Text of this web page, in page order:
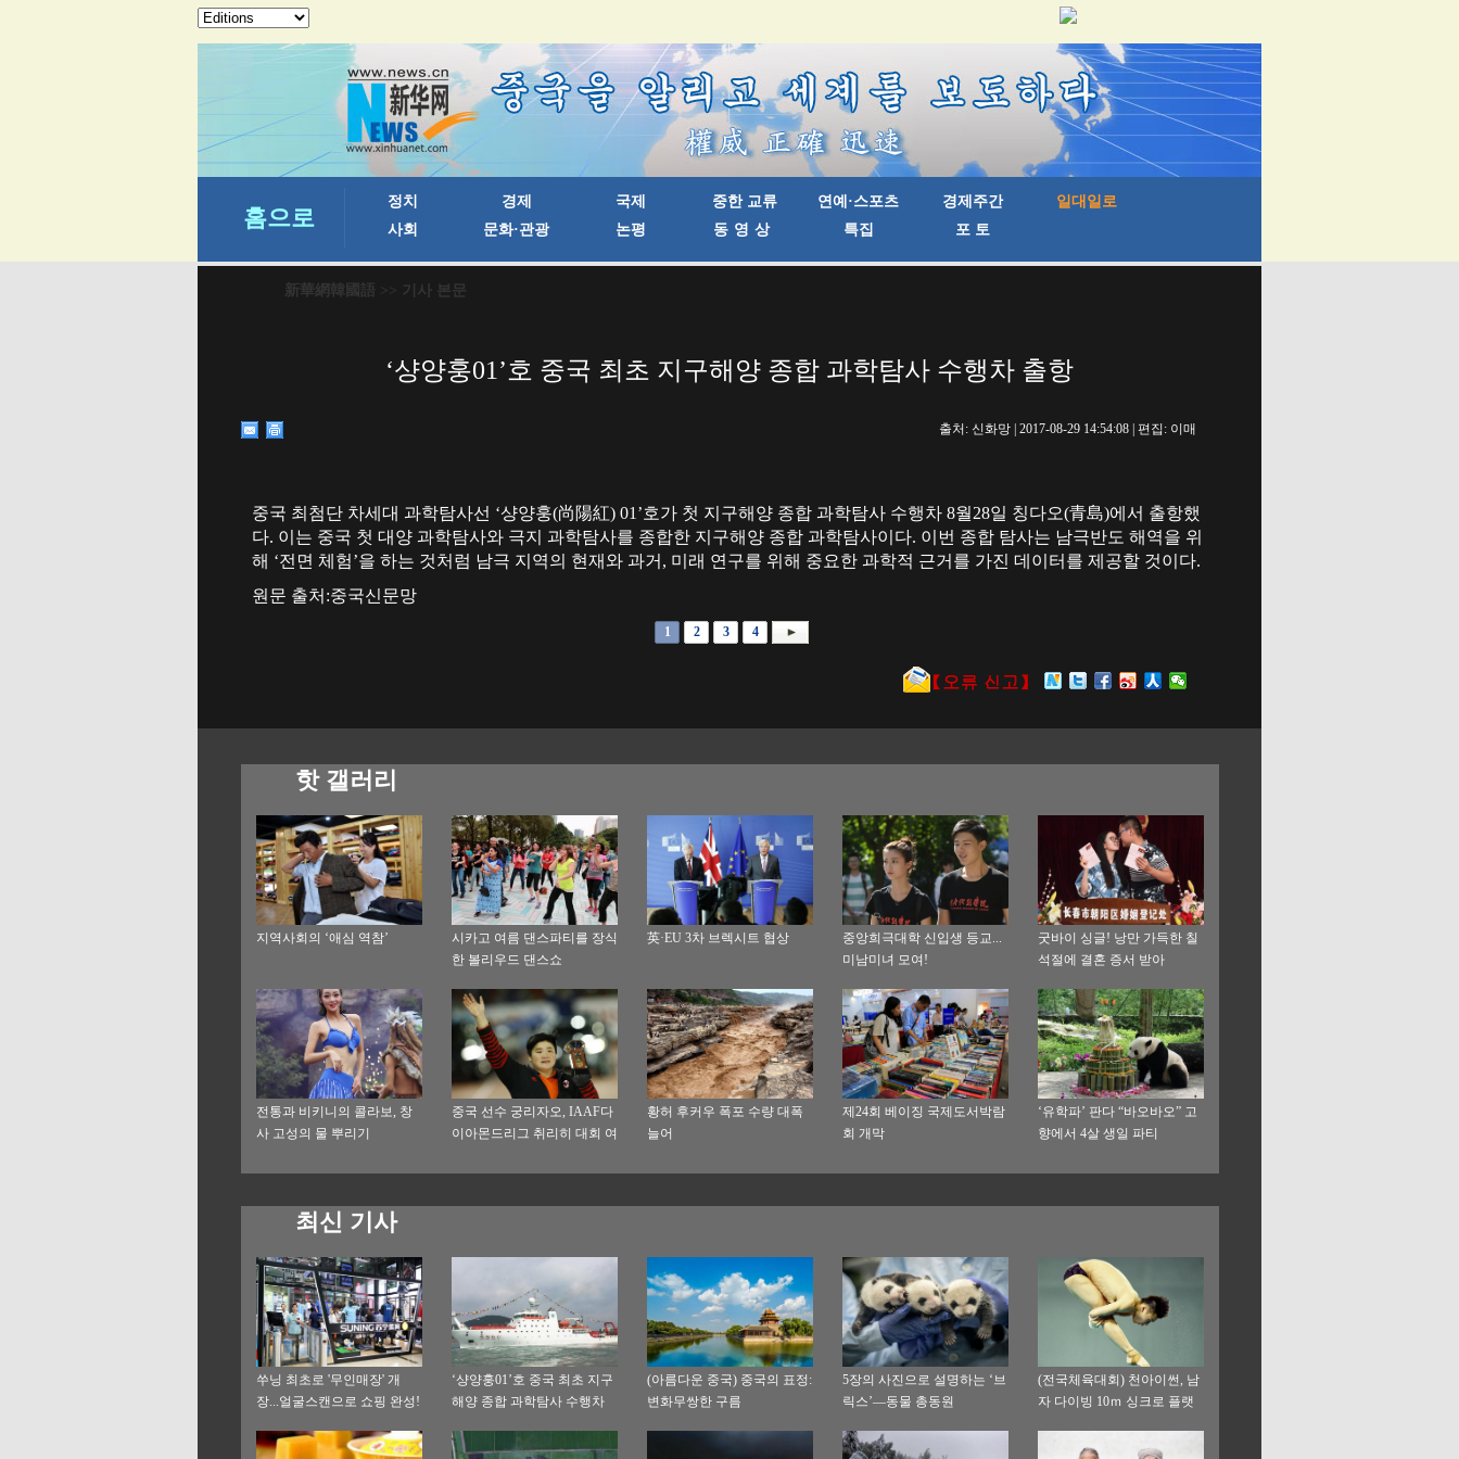
新華網韓國語 >> 기사 본문
‘샹양훙01’호 중국 최초 지구해양 종합 과학탐사 수행차 출항
출처: 신화망 | 2017-08-29 14:54:08 | 편집: 이매
중국 최첨단 차세대 과학탐사선 ‘샹양훙(尚陽紅) 01’호가 첫 지구해양 종합 과학탐사 수행차 8월28일 칭다오(青島)에서 출항했
다. 이는 중국 첫 대양 과학탐사와 극지 과학탐사를 종합한 지구해양 종합 과학탐사이다. 이번 종합 탐사는 남극반도 해역을 위
해 ‘전면 체험’을 하는 것처럼 남극 지역의 현재와 과거, 미래 연구를 위해 중요한 과학적 근거를 가진 데이터를 제공할 것이다.
원문 출처:중국신문망
1 2 3 4
핫 갤러리
지역사회의 ‘애심 역참’
시카고 여름 댄스파티를 장식
한 볼리우드 댄스쇼
英·EU 3차 브렉시트 협상
중앙희극대학 신입생 등교...
미남미녀 모여!
굿바이 싱글! 낭만 가득한 칠
석절에 결혼 증서 받아
전통과 비키니의 콜라보, 창
사 고성의 물 뿌리기
중국 선수 궁리자오, IAAF다
이아몬드리그 취리히 대회 여
황허 후커우 폭포 수량 대폭
늘어
제24회 베이징 국제도서박람
회 개막
‘유학파’ 판다 “바오바오” 고
향에서 4살 생일 파티
최신 기사
쑤닝 최초로 '무인매장' 개
장...얼굴스캔으로 쇼핑 완성!
‘샹양훙01’호 중국 최초 지구
해양 종합 과학탐사 수행차
(아름다운 중국) 중국의 표정:
변화무쌍한 구름
5장의 사진으로 설명하는 ‘브
릭스’—동물 총동원
(전국체육대회) 천아이썬, 남
자 다이빙 10ｍ 싱크로 플랫